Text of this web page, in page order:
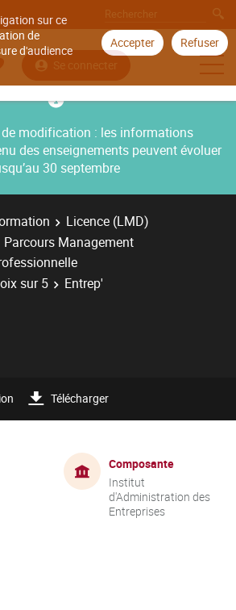
sur ce
de
d'audience
Accepter Refuser
Se connecter
modification : les informations
des enseignements peuvent évoluer
30 septembre
Licence (LMD)
Parcours Management
sur 5
Entrep'
Télécharger
Composante
Institut
d'Administration des
Entreprises